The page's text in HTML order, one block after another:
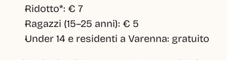
Ridotto*: € 7
Ragazzi (15–25 anni): € 5
Under 14 e residenti a Varenna: gratuito